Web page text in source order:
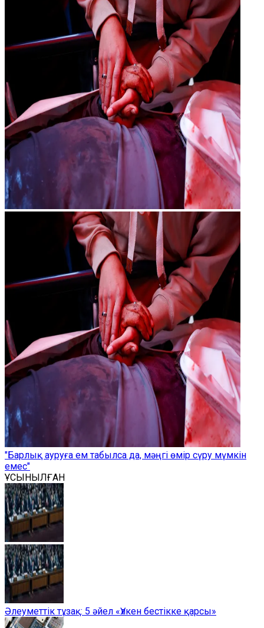
"Барлық ауруға ем табылса да, мәңгі өмір сүру мүмкін
емес"
ҰСЫНЫЛҒАН
Әлеуметтік тұзақ: 5 әйел «Үлкен бестікке қарсы»